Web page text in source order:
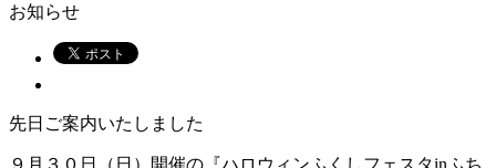
お知らせ
先日ご案内いたしました
９月３０日（日）開催の『ハロウィンふくしフェスタinふち